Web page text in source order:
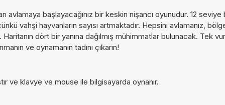
başlayacağınız bir keskin nişancı oyunudur. 12 seviye
vahşi hayvanların sayısı artmaktadır. Hepsini avlamanız,
dört bir yanına dağılmış mühimmatlar bulunacak. Tek
ve oynamanın tadını çıkarın!
ve klavye ve mouse ile bilgisayarda oynanır.